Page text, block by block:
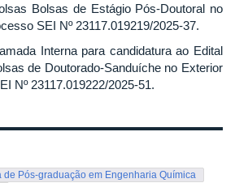
Bolsas de Estágio Pós-Doutoral no
SEI Nº 23117.019219/2025-37.
Interna para candidatura ao Edital
de Doutorado-Sanduíche no Exterior
Nº 23117.019222/2025-51.
Pós-graduação em Engenharia Química